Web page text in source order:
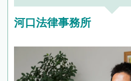
河口法律事務所